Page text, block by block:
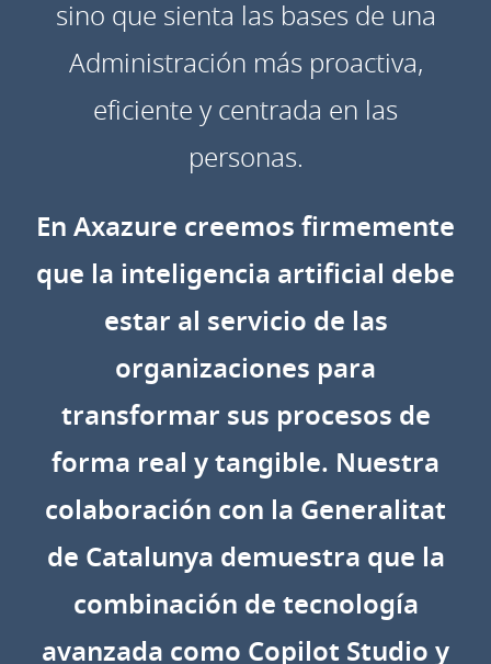
sino que sienta las bases de una
Administración más proactiva,
eficiente y centrada en las
personas.
En Axazure creemos firmemente
que la inteligencia artificial debe
estar al servicio de las
organizaciones para
transformar sus procesos de
forma real y tangible. Nuestra
colaboración con la Generalitat
de Catalunya demuestra que la
combinación de tecnología
avanzada como Copilot Studio y